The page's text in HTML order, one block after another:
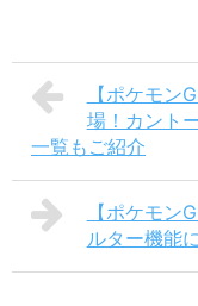
【ポケモン
場！カント
一覧もご紹介
【ポケモン
ルター機能